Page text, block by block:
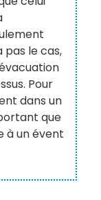
pas le cas,
Pour
dans un
que
à un évent